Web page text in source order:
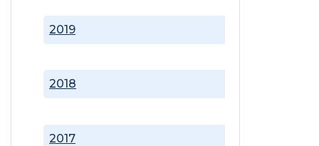
2017
2018
2019